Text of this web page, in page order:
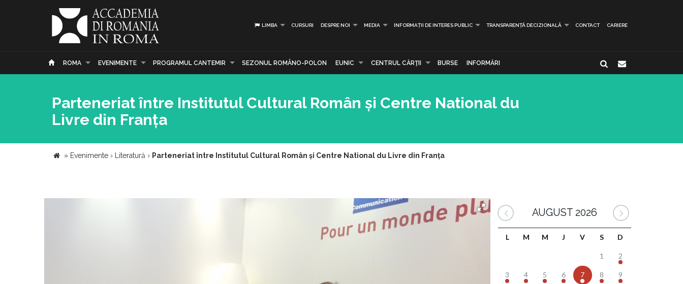
LIMBA CURSURI DESPRE NOI MEDIA INFORMAȚII DE INTERES PUBLIC TRANSPARENȚĂ DECIZIONALĂ CONTACT CARIERE
ROMA EVENIMENTE PROGRAMUL CANTEMIR SEZONUL ROMÂNO-POLON EUNIC CENTRUL CĂRŢII BURSE INFORMĂRI
Parteneriat între Institutul Cultural Român și Centre National du
Livre din Franța
» Evenimente › Literatură › Parteneriat între Institutul Cultural Român și Centre National du Livre din Franța
AUGUST 2026
L M M J V S D
1 2
3 4 5 6 7 8 9